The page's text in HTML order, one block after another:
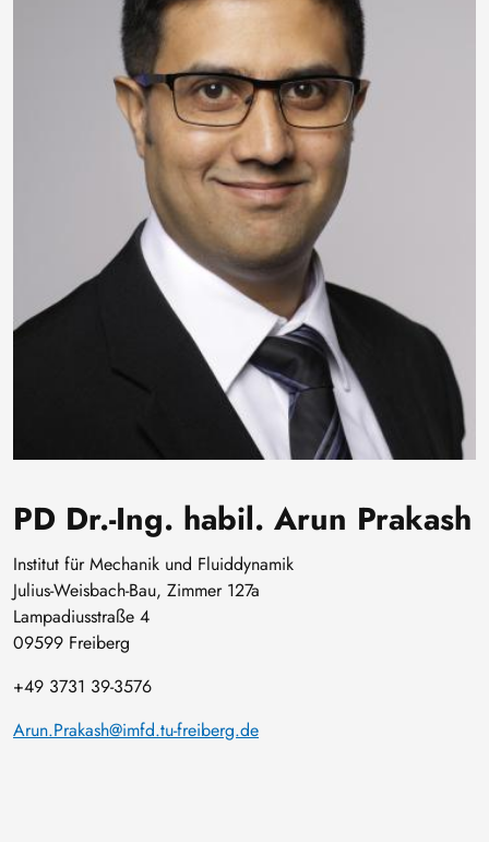
PD Dr.-Ing. habil. Arun Prakash
Institut für Mechanik und Fluiddynamik
Julius-Weisbach-Bau, Zimmer 127a
Lampadiusstraße 4
09599 Freiberg
+49 3731 39-3576
Arun.Prakash@imfd.tu-freiberg.de